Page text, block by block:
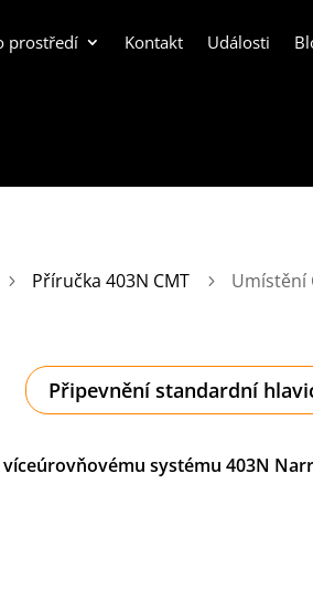
prostředí Kontakt Události
5 Příručka 403N CMT 5 Umístění
Připevnění standardní
systému 403N